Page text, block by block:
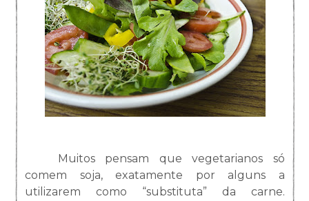
Muitos pensam que vegetarianos só
comem soja, exatamente por alguns a
utilizarem como “substituta” da carne.